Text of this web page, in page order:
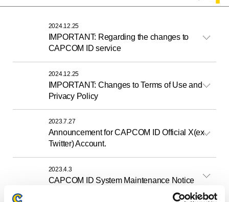
2024.12.25
IMPORTANT: Regarding the changes to
CAPCOM ID service
2024.12.25
IMPORTANT: Changes to Terms of Use and
Privacy Policy
2023.7.27
Announcement for CAPCOM ID Official X(ex
Twitter) Account.
2023.4.3
CAPCOM ID System Maintenance Notice